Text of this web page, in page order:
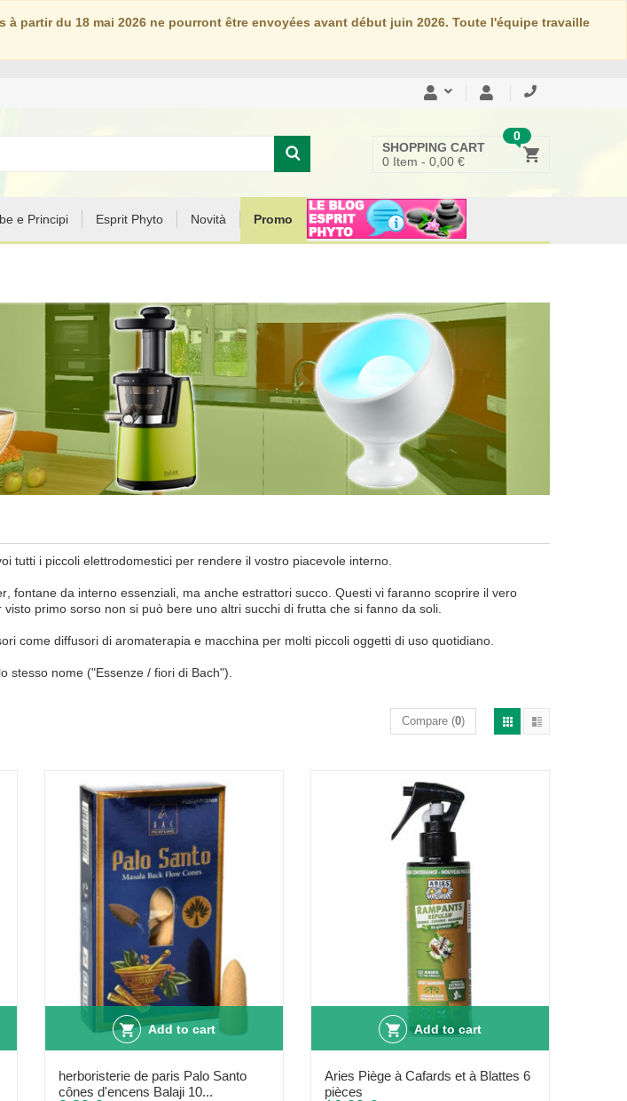
partir du 18 mai 2026 ne pourront être envoyées avant début juin 2026. Toute l'équipe travaille
0
SHOPPING CART
0 Item - 0,00 €
e Principi Esprit Phyto Novità Promo
tutti i piccoli elettrodomestici per rendere il vostro piacevole interno
fontane da interno essenziali , ma anche estrattori succo Questi vi faranno scoprire il vero
visto primo sorso non si può bere uno altri succhi di frutta che si fanno da soli
come diffusori di aromaterapia e macchina per molti piccoli oggetti di uso quotidiano
stesso nome ("Essenze / fiori di Bach")
Compare (0)
Add to cart
herboristerie de paris Palo Santo
cônes d'encens Balaji 10...
Add to cart
Aries Piège à Cafards et à Blattes 6
pièces